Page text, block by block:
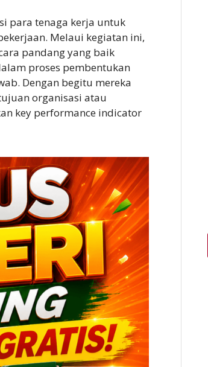
para tenaga kerja untuk
Melaui kegiatan ini,
pandang yang baik
proses pembentukan
Dengan begitu mereka
organisasi atau
key performance indicator